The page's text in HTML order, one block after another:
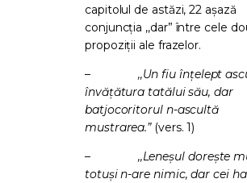
capitolul de astăzi, 22 așază
conjuncția ,,dar” între cele
propoziții ale frazelor.
–
,,Un fiu înţelept
învăţătura tatălui său, dar
batjocoritorul n-ascultă
mustrarea.”(vers. 1)
–
,,Leneşul doreşte
totuşi n-are nimic, dar cei